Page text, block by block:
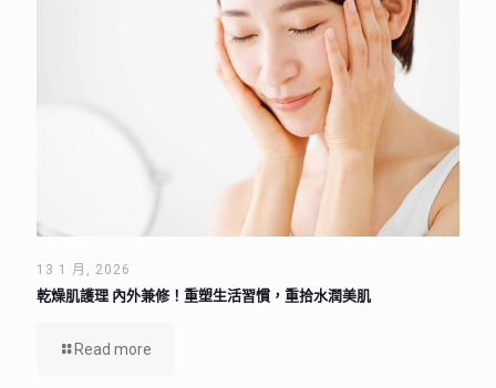
13 1 月, 2026
乾燥肌護理 內外兼修！重塑生活習慣，重拾水潤美肌
Read more